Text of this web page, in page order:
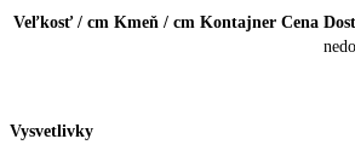
Veľkosť / cm Kmeň / cm Kontajner Cena
Vysvetlivky